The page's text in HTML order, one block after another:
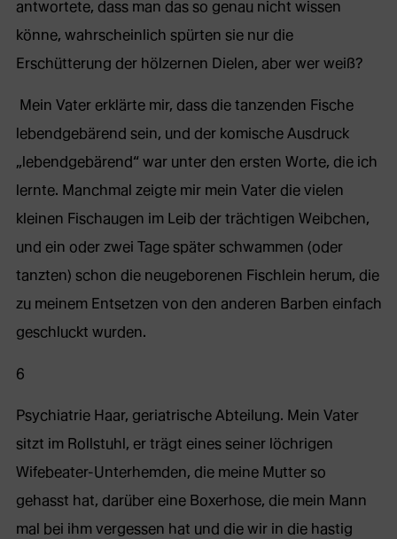
antwortete, dass man das so genau nicht wissen
könne, wahrscheinlich spürten sie nur die
Erschütterung der hölzernen Dielen, aber wer weiß?
Mein Vater erklärte mir, dass die tanzenden Fische
lebendgebärend sein, und der komische Ausdruck
„lebendgebärend“ war unter den ersten Worte, die ich
lernte. Manchmal zeigte mir mein Vater die vielen
kleinen Fischaugen im Leib der trächtigen Weibchen,
und ein oder zwei Tage später schwammen (oder
tanzten) schon die neugeborenen Fischlein herum, die
zu meinem Entsetzen von den anderen Barben einfach
geschluckt wurden.
6
Psychiatrie Haar, geriatrische Abteilung. Mein Vater
sitzt im Rollstuhl, er trägt eines seiner löchrigen
Wifebeater-Unterhemden, die meine Mutter so
gehasst hat, darüber eine Boxerhose, die mein Mann
mal bei ihm vergessen hat und die wir in die hastig